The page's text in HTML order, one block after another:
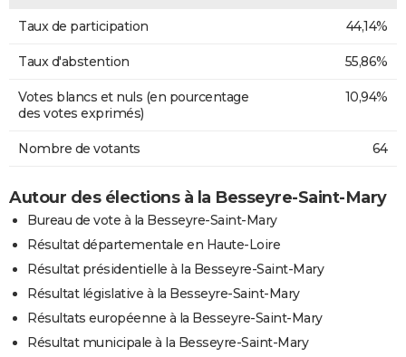
Taux de participation 44,14%
Taux d'abstention 55,86%
Votes blancs et nuls (en pourcentage
des votes exprimés)
10,94%
Nombre de votants 64
Autour des élections à la Besseyre-Saint-Mary
Bureau de vote à la Besseyre-Saint-Mary
Résultat départementale en Haute-Loire
Résultat présidentielle à la Besseyre-Saint-Mary
Résultat législative à la Besseyre-Saint-Mary
Résultats européenne à la Besseyre-Saint-Mary
Résultat municipale à la Besseyre-Saint-Mary